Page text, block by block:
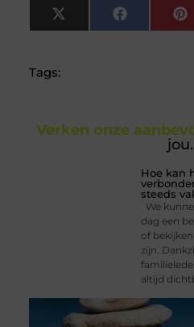
X
(Twitter)
Facebook
Tags:
Verken onze
jou.
Hoe kan
steeds
We
dag een
of
zijn.
altijd